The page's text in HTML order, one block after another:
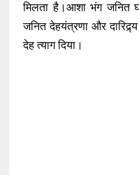
मिलता है।आशा भंग जनित
जनित देहयंत्रणा और
देह त्याग दिया।